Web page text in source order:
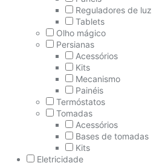
Reguladores de luz
Tablets
Olho mágico
Persianas
Acessórios
Kits
Mecanismo
Painéis
Termóstatos
Tomadas
Acessórios
Bases de tomadas
Kits
Eletricidade